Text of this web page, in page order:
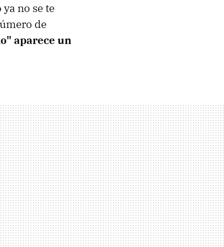
no se te
de
aparece un